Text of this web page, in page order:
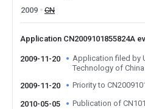
2009
CN
Application CN2009101855824A
2009-11-20
Application filed by
Technology of China
2009-11-20
Priority to
2010-05-05 Publication of